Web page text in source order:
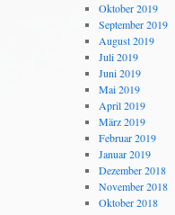
Oktober 2019
September 2019
August 2019
Juli 2019
Juni 2019
Mai 2019
April 2019
März 2019
Februar 2019
Januar 2019
Dezember 2018
November 2018
Oktober 2018